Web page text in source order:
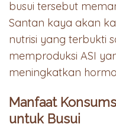
busui tersebut
Santan kaya akan
nutrisi yang terbukti
memproduksi ASI
meningkatkan
Manfaat
untuk Busui